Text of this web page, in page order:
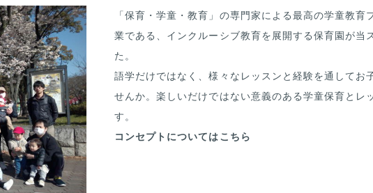
「保育・学童・教育」の専門家による最高の学童教育
業である、インクルーシブ教育を展開する保育園が当
た。
語学だけではなく、様々なレッスンと経験を通してお
せんか。楽しいだけではない意義のある学童保育とレ
す。
コンセプトについてはこちら